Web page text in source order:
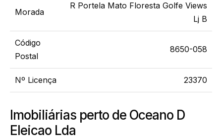
Morada
R Portela Mato Floresta Golfe Views
Lj B
Código
Postal
8650-058
Nº Licença 23370
Imobiliárias perto de Oceano D
Eleicao Lda